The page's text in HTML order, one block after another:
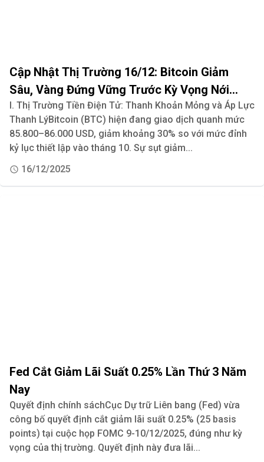
Cập Nhật Thị Trường 16/12: Bitcoin Giảm
Sâu, Vàng Đứng Vững Trước Kỳ Vọng Nới
Lỏng Tiền Tệ Của Fed
I. Thị Trường Tiền Điện Tử: Thanh Khoản Mỏng và Áp Lực
Thanh LýBitcoin (BTC) hiện đang giao dịch quanh mức
85.800–86.000 USD, giảm khoảng 30% so với mức đỉnh
kỷ lục thiết lập vào tháng 10. Sự sụt giảm...
16/12/2025
Fed Cắt Giảm Lãi Suất 0.25% Lần Thứ 3 Năm
Nay
Quyết định chính sáchCục Dự trữ Liên bang (Fed) vừa
công bố quyết định cắt giảm lãi suất 0.25% (25 basis
points) tại cuộc họp FOMC 9-10/12/2025, đúng như kỳ
vọng của thị trường. Quyết định này đưa lãi...